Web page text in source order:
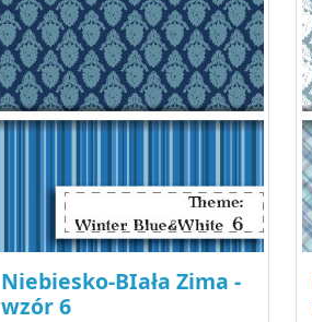
Niebiesko-BIała Zima -
wzór 6